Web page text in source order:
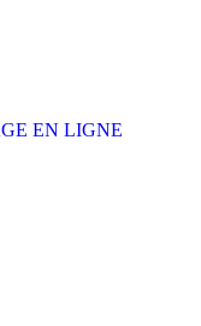
EN LIGNE